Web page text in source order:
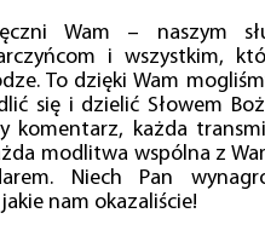
Wam – naszym
i wszystkim,
To dzięki Wam
się i dzielić Słowem
komentarz, każda
modlitwa wspólna z
Niech Pan
nam okazaliście!